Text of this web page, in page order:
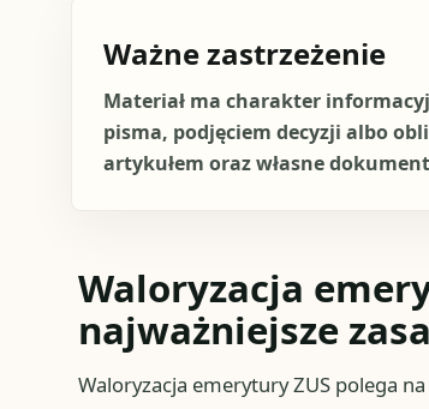
Ważne zastrzeżenie
Materiał ma charakter
pisma, podjęciem decyzji albo
artykułem oraz własne
Waloryzacja
najważniejsze
Waloryzacja emerytury ZUS polega